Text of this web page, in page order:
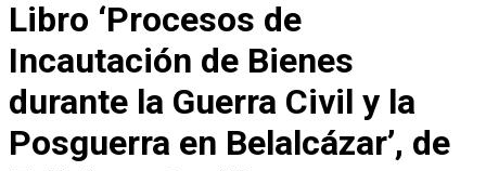
Libro ‘Procesos de
Incautación de Bienes
durante la Guerra Civil y la
Posguerra en Belalcázar’, de